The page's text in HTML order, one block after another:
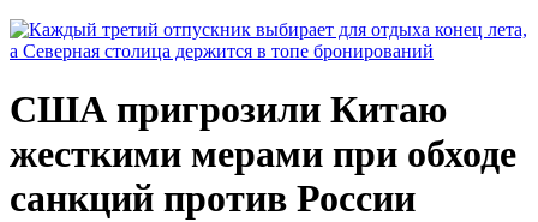
США пригрозили Китаю
жесткими мерами при обходе
санкций против России